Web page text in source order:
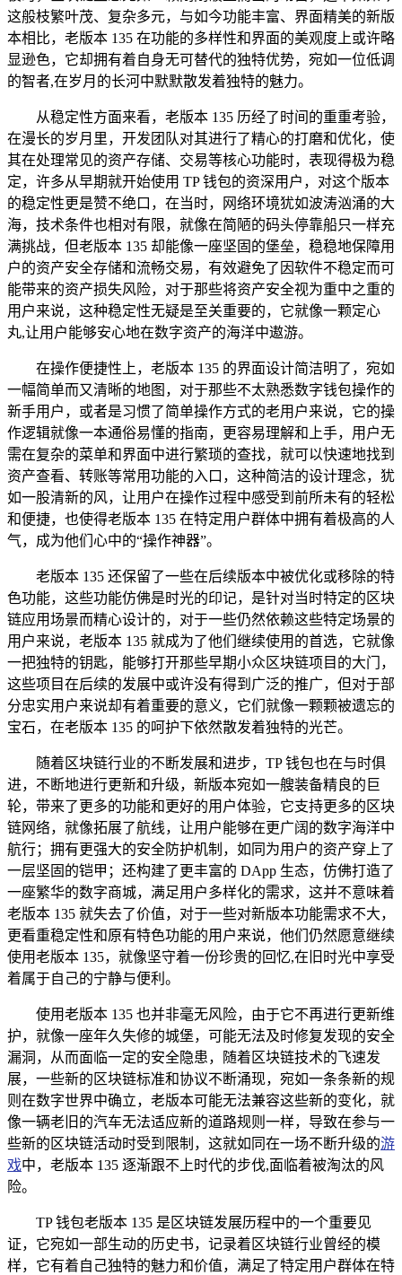
这般枝繁叶茂、复杂多元，与如今功能丰富、界面精美的新版
本相比，老版本 135 在功能的多样性和界面的美观度上或许略
显逊色，它却拥有着自身无可替代的独特优势，宛如一位低调
的智者,在岁月的长河中默默散发着独特的魅力。
从稳定性方面来看，老版本 135 历经了时间的重重考验，
在漫长的岁月里，开发团队对其进行了精心的打磨和优化，使
其在处理常见的资产存储、交易等核心功能时，表现得极为稳
定，许多从早期就开始使用 TP 钱包的资深用户，对这个版本
的稳定性更是赞不绝口，在当时，网络环境犹如波涛汹涌的大
海，技术条件也相对有限，就像在简陋的码头停靠船只一样充
满挑战，但老版本 135 却能像一座坚固的堡垒，稳稳地保障用
户的资产安全存储和流畅交易，有效避免了因软件不稳定而可
能带来的资产损失风险，对于那些将资产安全视为重中之重的
用户来说，这种稳定性无疑是至关重要的，它就像一颗定心
丸,让用户能够安心地在数字资产的海洋中遨游。
在操作便捷性上，老版本 135 的界面设计简洁明了，宛如
一幅简单而又清晰的地图，对于那些不太熟悉数字钱包操作的
新手用户，或者是习惯了简单操作方式的老用户来说，它的操
作逻辑就像一本通俗易懂的指南，更容易理解和上手，用户无
需在复杂的菜单和界面中进行繁琐的查找，就可以快速地找到
资产查看、转账等常用功能的入口，这种简洁的设计理念，犹
如一股清新的风，让用户在操作过程中感受到前所未有的轻松
和便捷，也使得老版本 135 在特定用户群体中拥有着极高的人
气，成为他们心中的“操作神器”。
老版本 135 还保留了一些在后续版本中被优化或移除的特
色功能，这些功能仿佛是时光的印记，是针对当时特定的区块
链应用场景而精心设计的，对于一些仍然依赖这些特定场景的
用户来说，老版本 135 就成为了他们继续使用的首选，它就像
一把独特的钥匙，能够打开那些早期小众区块链项目的大门，
这些项目在后续的发展中或许没有得到广泛的推广，但对于部
分忠实用户来说却有着重要的意义，它们就像一颗颗被遗忘的
宝石，在老版本 135 的呵护下依然散发着独特的光芒。
随着区块链行业的不断发展和进步，TP 钱包也在与时俱
进，不断地进行更新和升级，新版本宛如一艘装备精良的巨
轮，带来了更多的功能和更好的用户体验，它支持更多的区块
链网络，就像拓展了航线，让用户能够在更广阔的数字海洋中
航行；拥有更强大的安全防护机制，如同为用户的资产穿上了
一层坚固的铠甲；还构建了更丰富的 DApp 生态，仿佛打造了
一座繁华的数字商城，满足用户多样化的需求，这并不意味着
老版本 135 就失去了价值，对于一些对新版本功能需求不大，
更看重稳定性和原有特色功能的用户来说，他们仍然愿意继续
使用老版本 135，就像坚守着一份珍贵的回忆,在旧时光中享受
着属于自己的宁静与便利。
使用老版本 135 也并非毫无风险，由于它不再进行更新维
护，就像一座年久失修的城堡，可能无法及时修复发现的安全
漏洞，从而面临一定的安全隐患，随着区块链技术的飞速发
展，一些新的区块链标准和协议不断涌现，宛如一条条新的规
则在数字世界中确立，老版本可能无法兼容这些新的变化，就
像一辆老旧的汽车无法适应新的道路规则一样，导致在参与一
些新的区块链活动时受到限制，这就如同在一场不断升级的游
戏中，老版本 135 逐渐跟不上时代的步伐,面临着被淘汰的风
险。
TP 钱包老版本 135 是区块链发展历程中的一个重要见
证，它宛如一部生动的历史书，记录着区块链行业曾经的模
样，它有着自己独特的魅力和价值，满足了特定用户群体在特